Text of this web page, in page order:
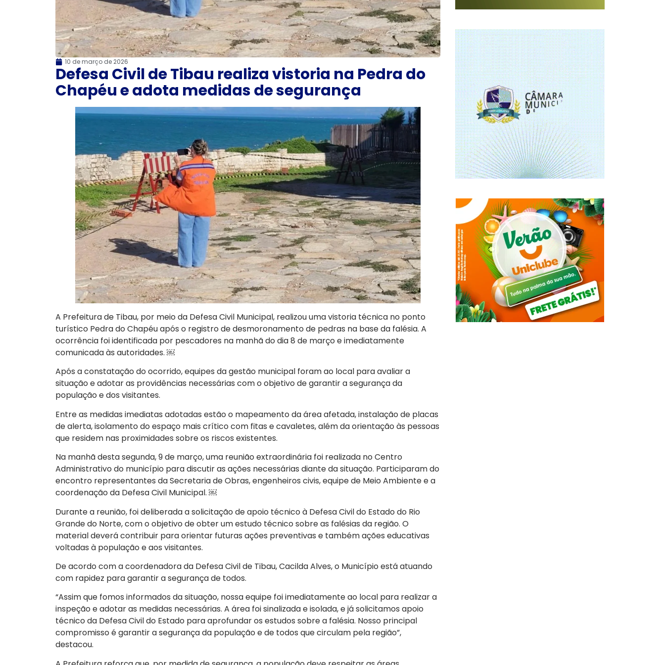
10 de março de 2026
Defesa Civil de Tibau realiza vistoria na Pedra do
Chapéu e adota medidas de segurança
A Prefeitura de Tibau, por meio da Defesa Civil Municipal, realizou uma vistoria técnica no ponto
turístico Pedra do Chapéu após o registro de desmoronamento de pedras na base da falésia. A
ocorrência foi identificada por pescadores na manhã do dia 8 de março e imediatamente
comunicada às autoridades. ￼
Após a constatação do ocorrido, equipes da gestão municipal foram ao local para avaliar a
situação e adotar as providências necessárias com o objetivo de garantir a segurança da
população e dos visitantes.
Entre as medidas imediatas adotadas estão o mapeamento da área afetada, instalação de placas
de alerta, isolamento do espaço mais crítico com fitas e cavaletes, além da orientação às pessoas
que residem nas proximidades sobre os riscos existentes.
Na manhã desta segunda, 9 de março, uma reunião extraordinária foi realizada no Centro
Administrativo do município para discutir as ações necessárias diante da situação. Participaram do
encontro representantes da Secretaria de Obras, engenheiros civis, equipe de Meio Ambiente e a
coordenação da Defesa Civil Municipal. ￼
Durante a reunião, foi deliberada a solicitação de apoio técnico à Defesa Civil do Estado do Rio
Grande do Norte, com o objetivo de obter um estudo técnico sobre as falésias da região. O
material deverá contribuir para orientar futuras ações preventivas e também ações educativas
voltadas à população e aos visitantes.
De acordo com a coordenadora da Defesa Civil de Tibau, Cacilda Alves, o Município está atuando
com rapidez para garantir a segurança de todos.
“Assim que fomos informados da situação, nossa equipe foi imediatamente ao local para realizar a
inspeção e adotar as medidas necessárias. A área foi sinalizada e isolada, e já solicitamos apoio
técnico da Defesa Civil do Estado para aprofundar os estudos sobre a falésia. Nosso principal
compromisso é garantir a segurança da população e de todos que circulam pela região”,
destacou.